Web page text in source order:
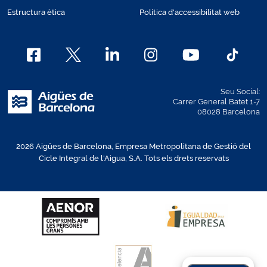
Estructura ètica Política d'accessibilitat web
Seu Social:
Carrer General Batet 1-7
08028 Barcelona
2026 Aigües de Barcelona, Empresa Metropolitana de Gestió del
Cicle Integral de l'Aigua, S.A. Tots els drets reservats